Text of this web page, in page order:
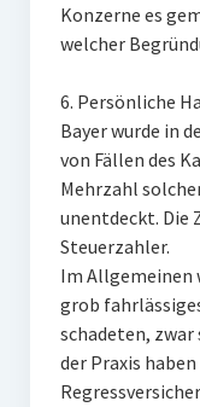
Konzerne es
welcher
6. Persönliche
Bayer wurde in
von Fällen des
Mehrzahl
unentdeckt. Die
Steuerzahler.
Im Allgemeinen
grob
schadeten,
der Praxis